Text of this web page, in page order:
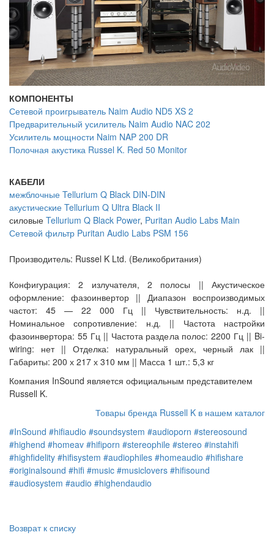
КОМПОНЕНТЫ
Сетевой проигрыватель Naim Audio ND5 XS 2
Предварительный усилитель Naim Audio NAC 202
Усилитель мощности Naim NAP 200 DR
Полочная акустика Russel K. Red 50 Monitor
КАБЕЛИ
межблочные Tellurium Q Black DIN-DIN
акустические Tellurium Q Ultra Black II
силовые Tellurium Q Black Power, Puritan Audio Labs Main
Сетевой фильтр Puritan Audio Labs PSM 156
Производитель: Russel K Ltd. (Великобритания)
Конфигурация: 2 излучателя, 2 полосы || Акустическое
оформление: фазоинвертор || Диапазон воспроизводимых
частот: 45 — 22 000 Гц || Чувствительность: н.д. ||
Номинальное сопротивление: н.д. || Частота настройки
фазоинвертора: 55 Гц || Частота раздела полос: 2200 Гц || Bi-
wiring: нет || Отделка: натуральный орех, черный лак ||
Габариты: 200 х 217 х 310 мм || Масса 1 шт.: 5,3 кг
Компания InSound является официальным представителем
Russell K.
Товары бренда Russell K в нашем каталог
#InSound #hifiaudio #soundsystem #audioporn #stereosound
#highend #homeav #hifiporn #stereophile #stereo #instahifi
#highfidelity #hifisystem #audiophiles #homeaudio #hifishare
#originalsound #hifi #music #musiclovers #hifisound
#audiosystem #audio #highendaudio
Возврат к списку